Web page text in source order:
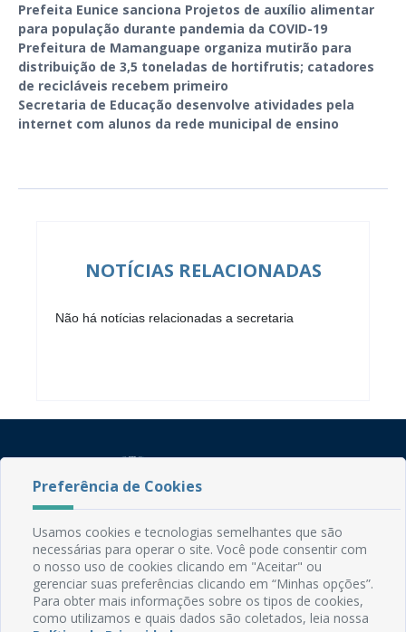
Prefeita Eunice sanciona Projetos de auxílio alimentar
para população durante pandemia da COVID-19
Prefeitura de Mamanguape organiza mutirão para
distribuição de 3,5 toneladas de hortifrutis; catadores
de recicláveis recebem primeiro
Secretaria de Educação desenvolve atividades pela
internet com alunos da rede municipal de ensino
NOTÍCIAS RELACIONADAS
Não há notícias relacionadas a secretaria
Rua do Imperador, 78, Centro
CEP: 58.280-000 - Mamanguape/PB
Fone: (83) 3292-2246
Email: comunicacao@mamanguape.pb.gov.br
Expediente: Segunda à Sexta, das 08h às 13h
Preferência de Cookies
Usamos cookies e tecnologias semelhantes que são
necessárias para operar o site. Você pode consentir com
o nosso uso de cookies clicando em "Aceitar" ou
gerenciar suas preferências clicando em “Minhas opções”.
Para obter mais informações sobre os tipos de cookies,
como utilizamos e quais dados são coletados, leia nossa